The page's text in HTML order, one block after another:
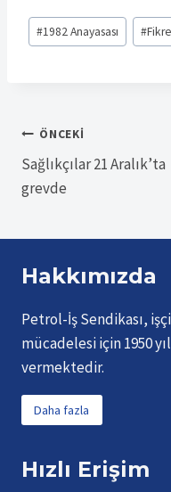
Post
Tags:
#1982 Anayasası #
Yazı
gezinmesi
ÖNCEKI
Sağlıkçılar 21 Aralık’ta
grevde
Hakkımızda
Petrol-İş Sendikası,
mücadelesi için 1950
vermektedir.
Daha fazla
Hızlı Erişim